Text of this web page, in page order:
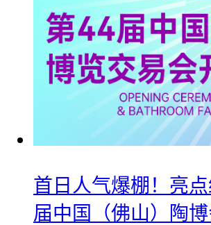
首日人气爆棚！亮
届中国（佛山）陶